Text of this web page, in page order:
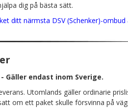
dig på bästa sätt.
ditt närmsta DSV (Schenker)-ombud
Gäller endast inom Sverige.
Utomlands gäller ordinarie
om ett paket skulle försvinna på